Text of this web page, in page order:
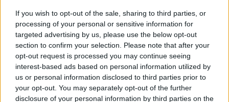
If you wish to opt-out of the sale, sharing to third parties, or
processing of your personal or sensitive information for
targeted advertising by us, please use the below opt-out
section to confirm your selection. Please note that after your
opt-out request is processed you may continue seeing
interest-based ads based on personal information utilized by
us or personal information disclosed to third parties prior to
your opt-out. You may separately opt-out of the further
disclosure of your personal information by third parties on the
SafeJournalists
kundërshton rregullat e
reja të GJKKO-së për
median: Të rishikohen
kufizimet ndaj gazetarëve
Nënë e bir humbën jetën
në aksidentin tragjik/
Ishin nisur për në punë,
por fati u kishte rezervuar
udhëtimin e fundit (FOTO)